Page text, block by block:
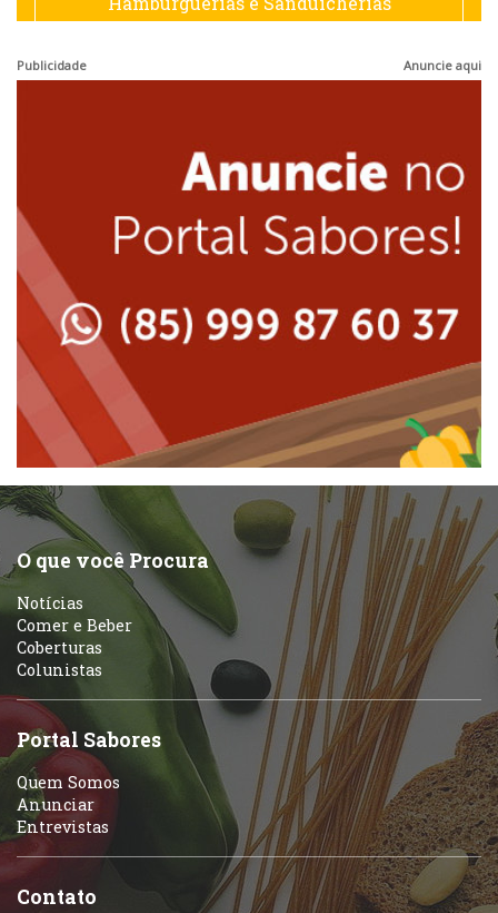
Japonesa e Oriental
Lanchonetes
Massas
Peixes e Frutos do Mar
Pizzarias
Portuguesa
Self-service
Sobremesas e sorvetes
Peixes e Frutos do Mar
Pizzarias
Sobremesas e sorvetes
Variados
Publicidade Anuncie aqui
O que você Procura
Notícias
Comer e Beber
Coberturas
Colunistas
Portal Sabores
Quem Somos
Anunciar
Entrevistas
Contato